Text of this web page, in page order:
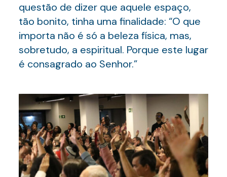
questão de dizer que aquele espaço,
tão bonito, tinha uma finalidade: “O que
importa não é só a beleza física, mas,
sobretudo, a espiritual. Porque este lugar
é consagrado ao Senhor.”